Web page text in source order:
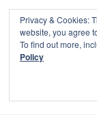
Lekker
Privacy & Cookies:
website, you agree
To find out more,
Policy